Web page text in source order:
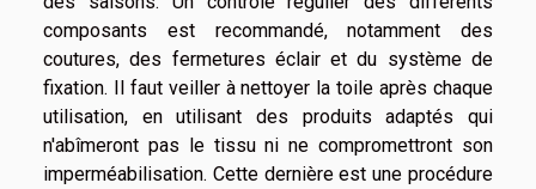
composants est recommandé, notamment des
coutures, des fermetures éclair et du système de
fixation. Il faut veiller à nettoyer la toile après chaque
utilisation, en utilisant des produits adaptés qui
n'abîmeront pas le tissu ni ne compromettront son
imperméabilisation. Cette dernière est une procédure